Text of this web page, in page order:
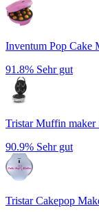
Inventum Pop Cake
91.8% Sehr gut
Tristar Muffin maker
90.9% Sehr gut
Tristar Cakepop